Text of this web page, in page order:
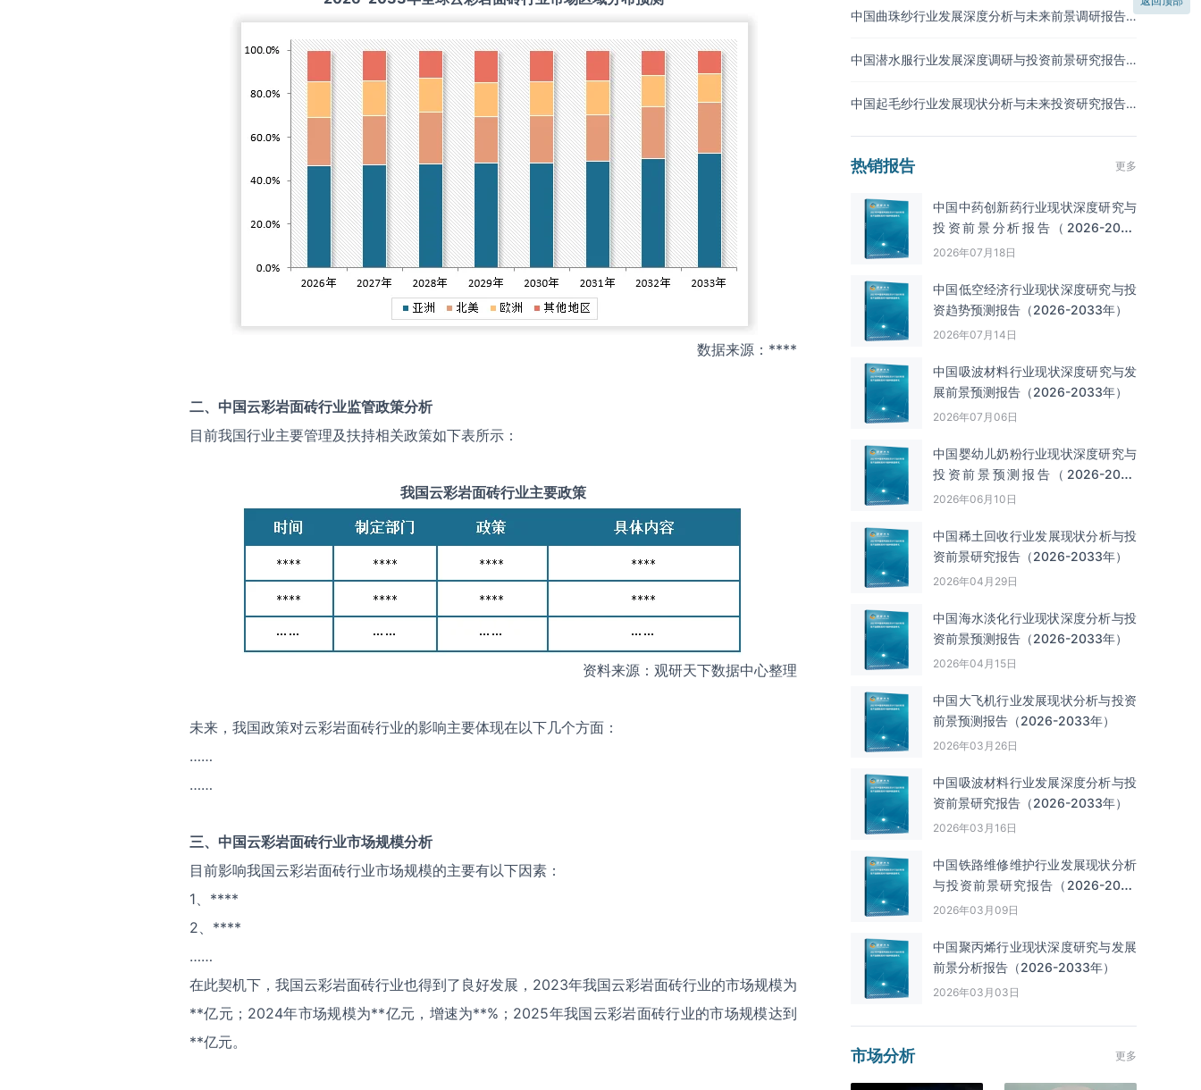
数据来源：****
二、中国云彩岩面砖行业监管政策分析
目前我国行业主要管理及扶持相关政策如下表所示：
我国云彩岩面砖行业主要政策
资料来源：观研天下数据中心整理
未来，我国政策对云彩岩面砖行业的影响主要体现在以下几个方面：
……
……
三、中国云彩岩面砖行业市场规模分析
目前影响我国云彩岩面砖行业市场规模的主要有以下因素：
1、****
2、****
……
在此契机下，我国云彩岩面砖行业也得到了良好发展，2023年我国云彩岩面砖行业的市场规模为
**亿元；2024年市场规模为**亿元，增速为**%；2025年我国云彩岩面砖行业的市场规模达到
**亿元。
中国曲珠纱行业发展深度分析与未来前景调研报告
中国潜水服行业发展深度调研与投资前景研究报告
中国起毛纱行业发展现状分析与未来投资研究报告
热销报告 更多
中国中药创新药行业现状深度研究与
投资前景分析报告（2026-2033
年）
2026年07月18日
中国低空经济行业现状深度研究与投
资趋势预测报告（2026-2033年）
2026年07月14日
中国吸波材料‌‌‌行业现状深度研究与发
展前景预测报告（2026-2033年）
2026年07月06日
中国婴幼儿奶粉行业现状深度研究与
投资前景预测报告（2026-2033
年）
2026年06月10日
中国‌‌稀土回收‌‌行业发展现状分析与投
资前景研究报告（2026-2033年）
2026年04月29日
中国海水淡化行业现状深度分析与投
资前景预测报告（2026-2033年）
2026年04月15日
中国大飞机行业发展现状分析与投资
前景预测报告（2026-2033年）
2026年03月26日
中国吸波材料行业发展深度分析与投
资前景研究报告（2026-2033年）
2026年03月16日
中国铁路维修维护行业发展现状分析
与投资前景研究报告（2026-2033
年）
2026年03月09日
中国聚丙烯行业现状深度研究与发展
前景分析报告（2026-2033年）
2026年03月03日
市场分析 更多